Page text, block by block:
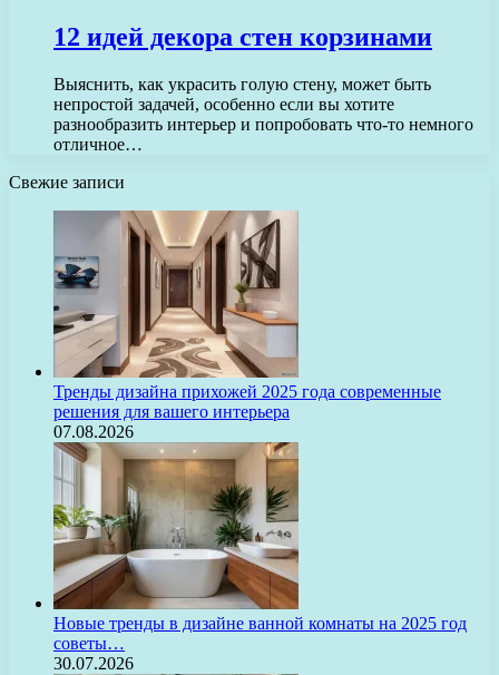
12 идей декора стен корзинами
Выяснить, как украсить голую стену, может быть
непростой задачей, особенно если вы хотите
разнообразить интерьер и попробовать что-то немного
отличное…
Свежие записи
Тренды дизайна прихожей 2025 года современные
решения для вашего интерьера
07.08.2026
Новые тренды в дизайне ванной комнаты на 2025 год
советы…
30.07.2026